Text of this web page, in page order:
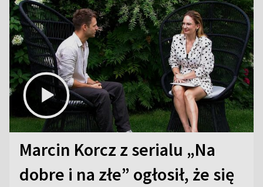
Marcin Korcz z serialu „Na
dobre i na złe” ogłosił, że się